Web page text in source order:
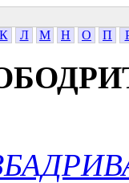
К Л М Н О П